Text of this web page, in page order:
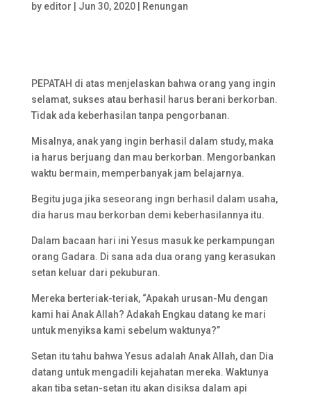
by editor Jun 30, 2020| Renungan
PEPATAH di atas menjelaskan bahwa orang yang ingin
selamat, sukses atau berhasil harus berani berkorban.
Tidak ada keberhasilan tanpa pengorbanan.
Misalnya, anak yang ingin berhasil dalam study, maka
ia harus berjuang dan mau berkorban. Mengorbankan
waktu bermain, memperbanyak jam belajarnya.
Begitu juga jika seseorang ingn berhasil dalam usaha,
dia harus mau berkorban demi keberhasilannya itu.
Dalam bacaan hari ini Yesus masuk ke perkampungan
orang Gadara. Di sana ada dua orang yang kerasukan
setan keluar dari pekuburan.
Mereka berteriak-teriak, “Apakah urusan-Mu dengan
kami hai Anak Allah? Adakah Engkau datang ke mari
untuk menyiksa kami sebelum waktunya?”
Setan itu tahu bahwa Yesus adalah Anak Allah, dan Dia
datang untuk mengadili kejahatan mereka. Waktunya
akan tiba setan-setan itu akan disiksa dalam api